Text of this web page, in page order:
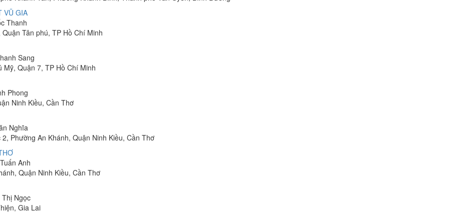
VŨ GIA
Thanh
Tân phú, TP Hồ Chí Minh
Sang
Quận 7, TP Hồ Chí Minh
Phong
Ninh Kiều, Cần Thơ
Nghĩa
Phường An Khánh, Quận Ninh Kiều, Cần Thơ
Anh
Quận Ninh Kiều, Cần Thơ
Ngọc
Gia Lai